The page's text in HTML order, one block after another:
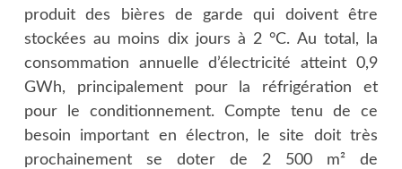
produit des bières de garde qui doivent être
stockées au moins dix jours à 2 °C. Au total, la
consommation annuelle d’électricité atteint 0,9
GWh, principalement pour la réfrigération et
pour le conditionnement. Compte tenu de ce
besoin important en électron, le site doit très
prochainement se doter de 2 500 m² de